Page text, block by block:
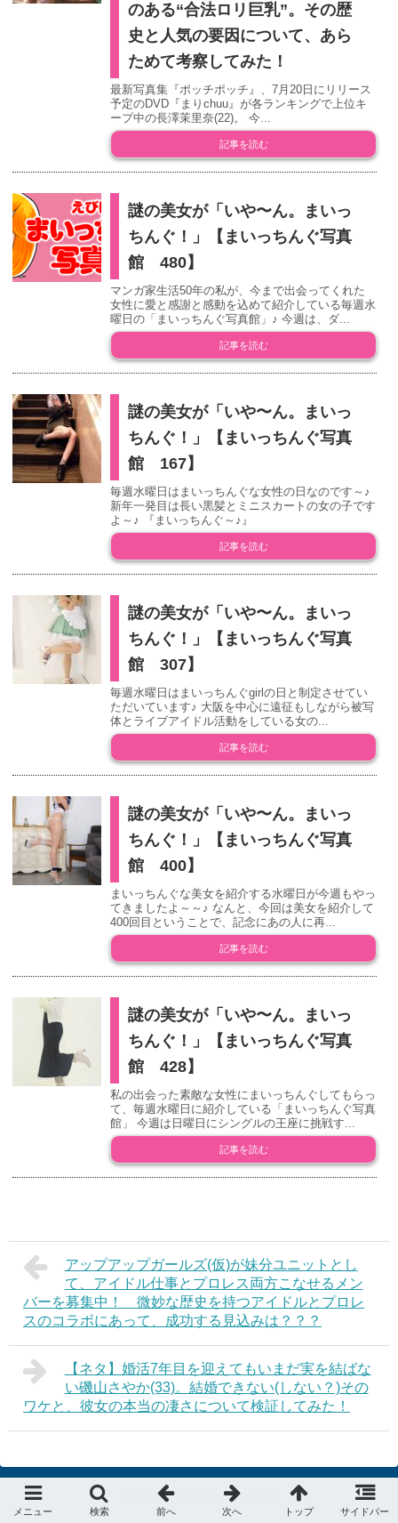
のある“合法ロリ巨乳”。その歴
史と人気の要因について、あら
ためて考察してみた！
最新写真集『ポッチポッチ』、7月20日にリリース
予定のDVD『まりchuu』が各ランキングで上位キ
ープ中の長澤茉里奈(22)。 今...
記事を読む
謎の美女が「いや〜ん。まいっ
ちんぐ！」【まいっちんぐ写真
館 480】
マンガ家生活50年の私が、今まで出会ってくれた
女性に愛と感謝と感動を込めて紹介している毎週水
曜日の「まいっちんぐ写真館」♪ 今週は、ダ...
記事を読む
謎の美女が「いや〜ん。まいっ
ちんぐ！」【まいっちんぐ写真
館 167】
毎週水曜日はまいっちんぐな女性の日なのです～♪
新年一発目は長い黒髪とミニスカートの女の子です
よ～♪ 『まいっちんぐ～♪』
記事を読む
謎の美女が「いや〜ん。まいっ
ちんぐ！」【まいっちんぐ写真
館 307】
毎週水曜日はまいっちんぐgirlの日と制定させてい
ただいています♪ 大阪を中心に遠征もしながら被写
体とライブアイドル活動をしている女の...
記事を読む
謎の美女が「いや〜ん。まいっ
ちんぐ！」【まいっちんぐ写真
館 400】
まいっちんぐな美女を紹介する水曜日が今週もやっ
てきましたよ～～♪ なんと、今回は美女を紹介して
400回目ということで、記念にあの人に再...
記事を読む
謎の美女が「いや〜ん。まいっ
ちんぐ！」【まいっちんぐ写真
館 428】
私の出会った素敵な女性にまいっちんぐしてもらっ
て、毎週水曜日に紹介している「まいっちんぐ写真
館」 今週は日曜日にシングルの王座に挑戦す...
記事を読む
アップアップガールズ(仮)が妹分ユニットとし
て、アイドル仕事とプロレス両方こなせるメン
バーを募集中！ 微妙な歴史を持つアイドルとプロレ
スのコラボにあって、成功する見込みは？？？
【ネタ】婚活7年目を迎えてもいまだ実を結ばな
い磯山さやか(33)。結婚できない(しない？)その
ワケと、彼女の本当の凄さについて検証してみた！
© 2015デラべっぴんニュース